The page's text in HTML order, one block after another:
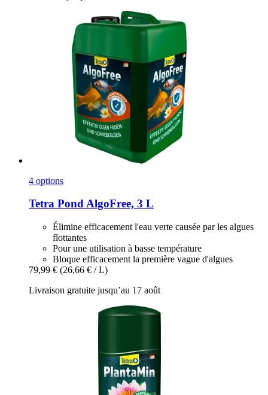
4 options
Tetra Pond AlgoFree, 3 L
Élimine efficacement l'eau verte causée par les algues
flottantes
Pour une utilisation à basse température
Bloque efficacement la première vague d'algues
79,99 € (26,66 € / L)
Livraison gratuite jusqu’au 17 août